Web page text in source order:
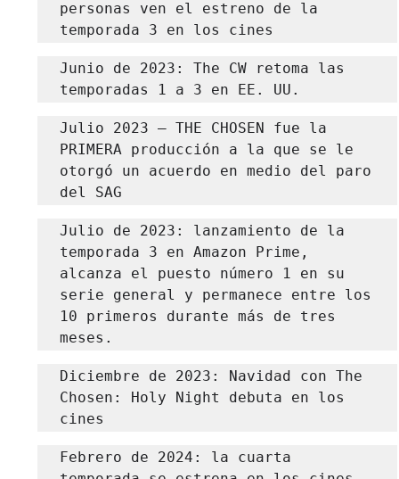
personas ven el estreno de la
temporada 3 en los cines
Junio ​​de 2023: The CW retoma las
temporadas 1 a 3 en EE. UU.
Julio 2023 – THE CHOSEN fue la
PRIMERA producción a la que se le
otorgó un acuerdo en medio del paro
del SAG
Julio de 2023: lanzamiento de la
temporada 3 en Amazon Prime,
alcanza el puesto número 1 en su
serie general y permanece entre los
10 primeros durante más de tres
meses.
Diciembre de 2023: Navidad con The
Chosen: Holy Night debuta en los
cines
Febrero de 2024: la cuarta